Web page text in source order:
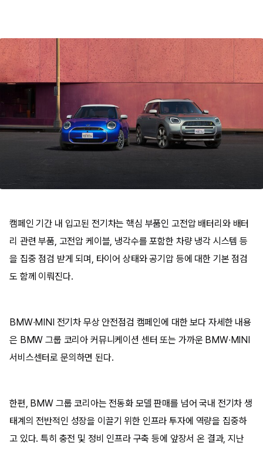
캠페인 기간 내 입고된 전기차는 핵심 부품인 고전압 배터리와 배터
리 관련 부품, 고전압 케이블, 냉각수를 포함한 차량 냉각 시스템 등
을 집중 점검 받게 되며, 타이어 상태와 공기압 등에 대한 기본 점검
도 함께 이뤄진다.
BMW∙MINI 전기차 무상 안전점검 캠페인에 대한 보다 자세한 내용
은 BMW 그룹 코리아 커뮤니케이션 센터 또는 가까운 BMW∙MINI
서비스센터로 문의하면 된다.
한편, BMW 그룹 코리아는 전동화 모델 판매를 넘어 국내 전기차 생
태계의 전반적인 성장을 이끌기 위한 인프라 투자에 역량을 집중하
고 있다. 특히 충전 및 정비 인프라 구축 등에 앞장서 온 결과, 지난